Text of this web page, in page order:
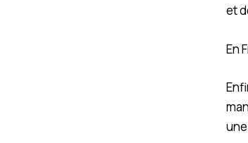
et
En